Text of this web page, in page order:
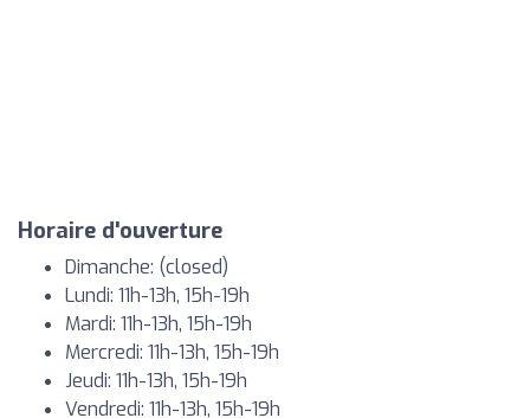
Horaire d'ouverture
Dimanche: (closed)
Lundi: 11h-13h, 15h-19h
Mardi: 11h-13h, 15h-19h
Mercredi: 11h-13h, 15h-19h
Jeudi: 11h-13h, 15h-19h
Vendredi: 11h-13h, 15h-19h